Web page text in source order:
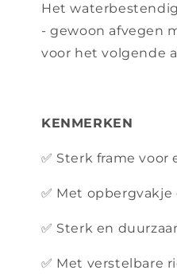
Het
- gewoon afvegen
voor het volgende
KENMERKEN
✅ Sterk frame voor
✅ Met
✅ Sterk en
✅ Met verstelbare